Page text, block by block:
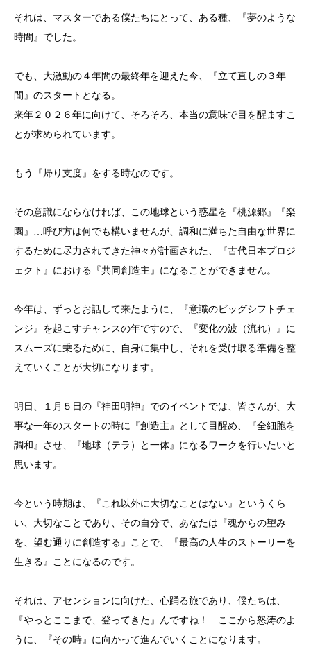
それは、マスターである僕たちにとって、ある種、『夢のような
時間』でした。
でも、大激動の４年間の最終年を迎えた今、『立て直しの３年
間』のスタートとなる。
来年２０２６年に向けて、そろそろ、本当の意味で目を醒ますこ
とが求められています。
もう『帰り支度』をする時なのです。
その意識にならなければ、この地球という惑星を『桃源郷』『楽
園』…呼び方は何でも構いませんが、調和に満ちた自由な世界に
するために尽力されてきた神々が計画された、『古代日本プロジ
ェクト』における『共同創造主』になることができません。
今年は、ずっとお話して来たように、『意識のビッグシフトチェ
ンジ』を起こすチャンスの年ですので、『変化の波（流れ）』に
スムーズに乗るために、自身に集中し、それを受け取る準備を整
えていくことが大切になります。
明日、１月５日の『神田明神』でのイベントでは、皆さんが、大
事な一年のスタートの時に『創造主』として目醒め、『全細胞を
調和』させ、『地球（テラ）と一体』になるワークを行いたいと
思います。
今という時期は、『これ以外に大切なことはない』というくら
い、大切なことであり、その自分で、あなたは『魂からの望み
を、望む通りに創造する』ことで、『最高の人生のストーリーを
生きる』ことになるのです。
それは、アセンションに向けた、心踊る旅であり、僕たちは、
『やっとここまで、登ってきた』んですね！ ここから怒涛のよ
うに、『その時』に向かって進んでいくことになります。